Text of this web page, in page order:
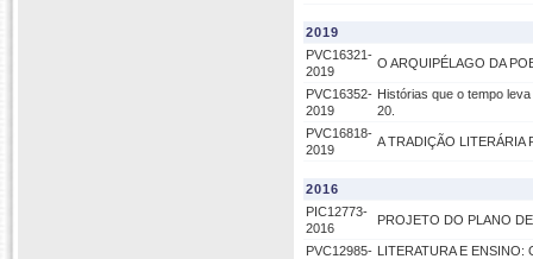
2019
PVC16321-
2019
O ARQUIPÉLAGO DA
PVC16352-
2019
Histórias que o tempo
20.
PVC16818-
2019
A TRADIÇÃO LITERÁRIA
2016
PIC12773-
2016
PROJETO DO PLANO
PVC12985- LITERATURA E